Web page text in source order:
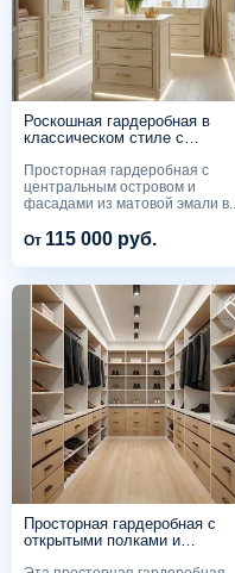
Видеоотзывы
Контакты
Роскошная гардеробная в
классическом стиле с
Просторная гардеробная с
центральным островом и
фасадами из матовой эмали
От 115 000 руб.
Просторная гардеробная с
открытыми полками и